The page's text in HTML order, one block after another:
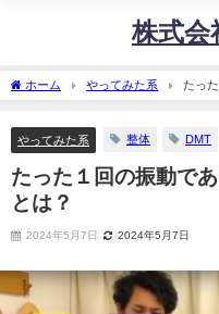
株式会
ホーム やってみた系
たっ
は？
やってみた系 整体 DMT
たった１回の振動で
とは？
2024年5月7日 2024年5月7日